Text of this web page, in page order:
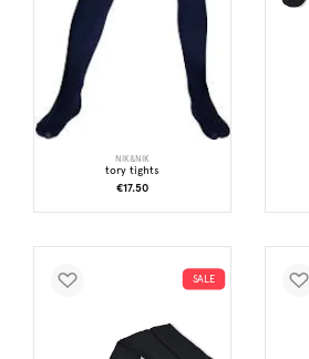
NIK&NIK
tory tights
€17.50
SALE